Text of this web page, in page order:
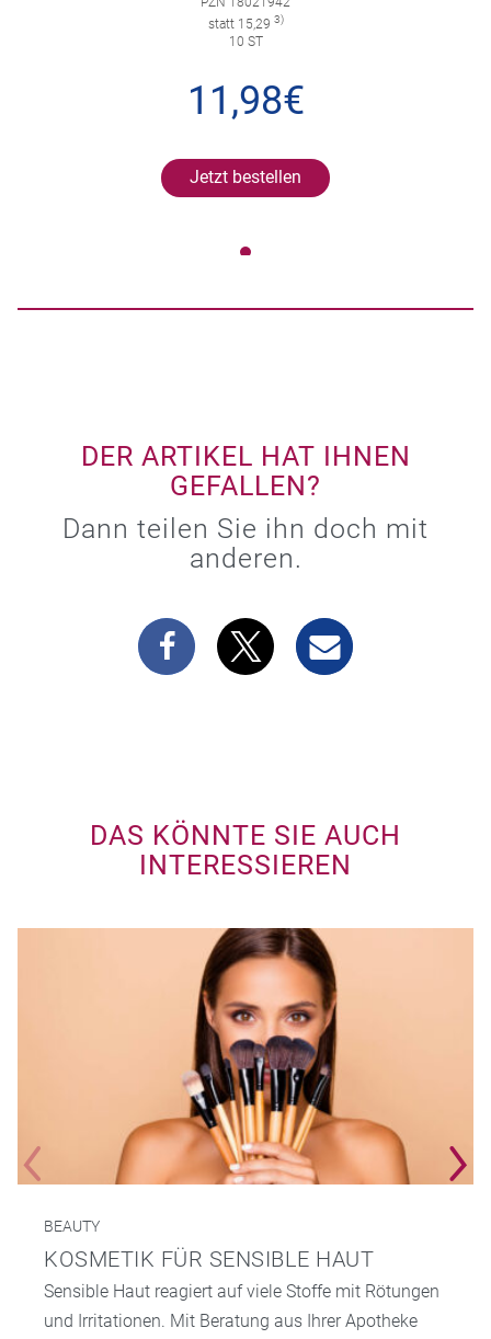
statt 15,29 3)
10 ST
11,98€
Jetzt bestellen
DER ARTIKEL HAT IHNEN
GEFALLEN?
Dann teilen Sie ihn doch mit
anderen.
DAS KÖNNTE SIE AUCH
INTERESSIEREN
BEAUTY
KOSMETIK FÜR SENSIBLE HAUT
Sensible Haut reagiert auf viele Stoffe mit Rötungen
und Irritationen. Mit Beratung aus Ihrer Apotheke